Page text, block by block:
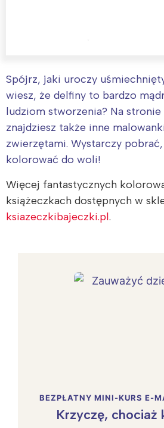
Spójrz, jaki uroczy
wiesz, że delfiny to bardzo
ludziom stworzenia? Na
znajdziesz także inne
zwierzętami. Wystarczy
kolorować do woli!
Więcej fantastycznych
książeczkach dostępnych w
ksiazeczkibajeczki.pl.
BEZPŁATNY MINI-KURS E-
Krzyczę, chociaż